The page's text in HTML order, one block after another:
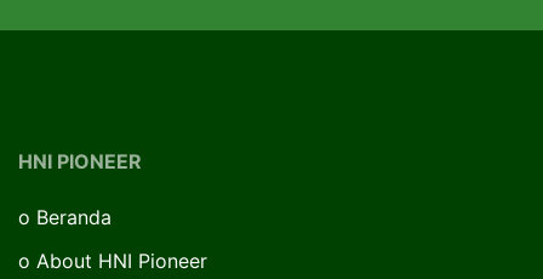
HNI PIONEER
o Beranda
o About HNI Pioneer